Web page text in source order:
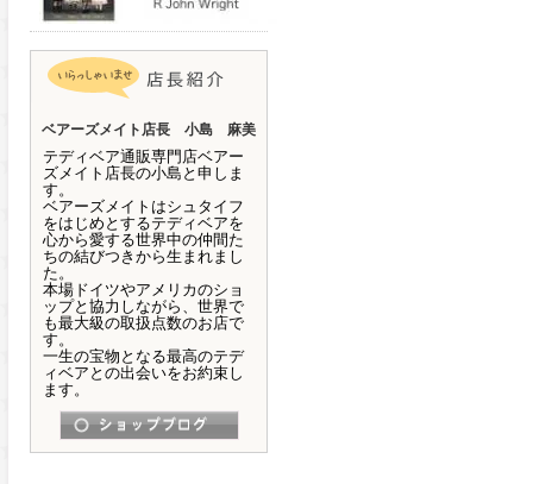
ベアーズメイト店長 小島 麻美
テディベア通販専門店ベアー
ズメイト店長の小島と申しま
す。
ベアーズメイトはシュタイフ
をはじめとするテディベアを
心から愛する世界中の仲間た
ちの結びつきから生まれまし
た。
本場ドイツやアメリカのショ
ップと協力しながら、世界で
も最大級の取扱点数のお店で
す。
一生の宝物となる最高のテデ
ィベアとの出会いをお約束し
ます。